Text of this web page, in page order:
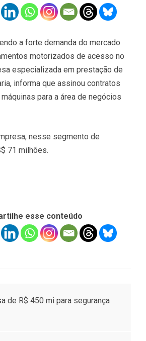
a forte demanda do mercado
motorizados de acesso no
especializada em prestação de
informa que assinou contratos
para a área de negócios
nesse segmento de
71 milhões.
esse conteúdo
de R$ 450 mi para segurança